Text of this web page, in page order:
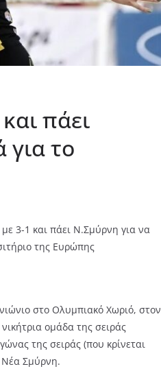
πάει
για το
3-1 και πάει Ν.Σμύρνη για να
της Ευρώπης
στο Ολυμπιακό Χωριό, στον
ομάδα της σειράς
της σειράς (που κρίνεται
Νέα Σμύρνη.